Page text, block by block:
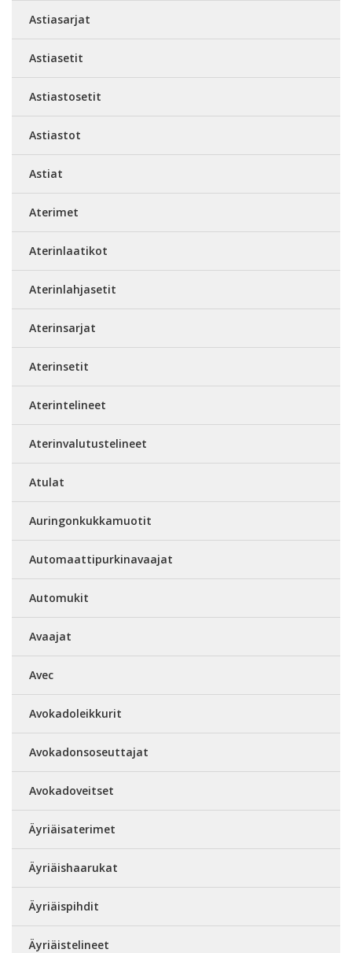
Astiasarjat
Astiasetit
Astiastosetit
Astiastot
Astiat
Aterimet
Aterinlaatikot
Aterinlahjasetit
Aterinsarjat
Aterinsetit
Aterintelineet
Aterinvalutustelineet
Atulat
Auringonkukkamuotit
Automaattipurkinavaajat
Automukit
Avaajat
Avec
Avokadoleikkurit
Avokadonsoseuttajat
Avokadoveitset
Äyriäisaterimet
Äyriäishaarukat
Äyriäispihdit
Äyriäistelineet